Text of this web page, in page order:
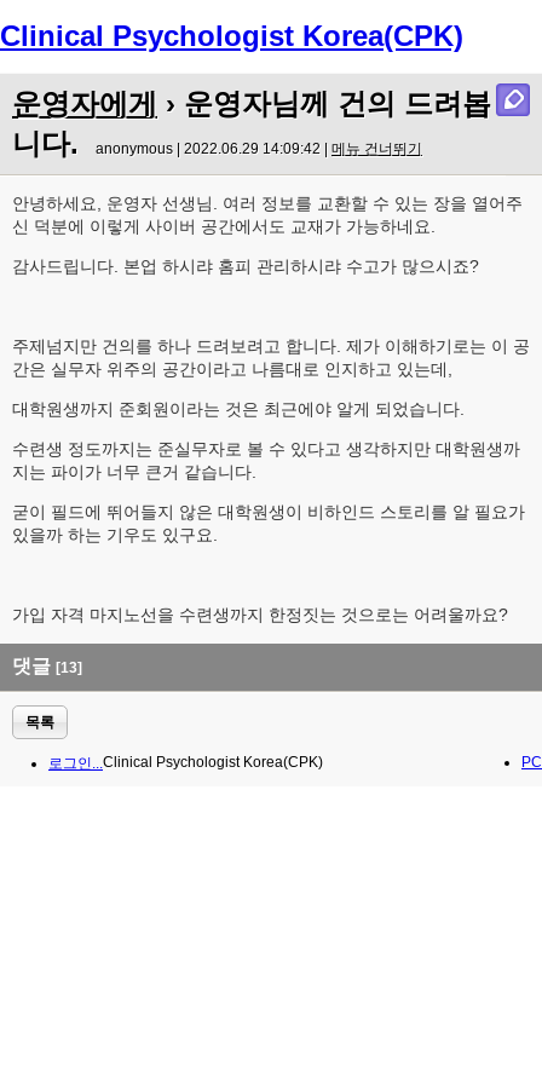
Clinical Psychologist Korea(CPK)
Menu
운영자에게 › 운영자님께 건의 드려봅
니다.
anonymous | 2022.06.29 14:09:42 | 메뉴 건너뛰기
안녕하세요, 운영자 선생님. 여러 정보를 교환할 수 있는 장을 열어주
신 덕분에 이렇게 사이버 공간에서도 교재가 가능하네요.
감사드립니다. 본업 하시랴 홈피 관리하시랴 수고가 많으시죠?
주제넘지만 건의를 하나 드려보려고 합니다. 제가 이해하기로는 이 공
간은 실무자 위주의 공간이라고 나름대로 인지하고 있는데,
대학원생까지 준회원이라는 것은 최근에야 알게 되었습니다.
수련생 정도까지는 준실무자로 볼 수 있다고 생각하지만 대학원생까
지는 파이가 너무 큰거 같습니다.
굳이 필드에 뛰어들지 않은 대학원생이 비하인드 스토리를 알 필요가
있을까 하는 기우도 있구요.
가입 자격 마지노선을 수련생까지 한정짓는 것으로는 어려울까요?
댓글 [13]
목록
로그인... PC
Clinical Psychologist Korea(CPK)